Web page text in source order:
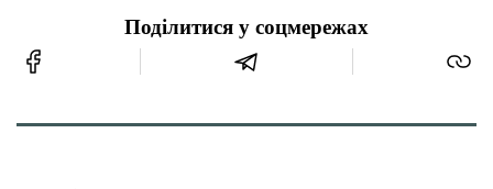
Етичний кодекс
Поділитися у соцмережах